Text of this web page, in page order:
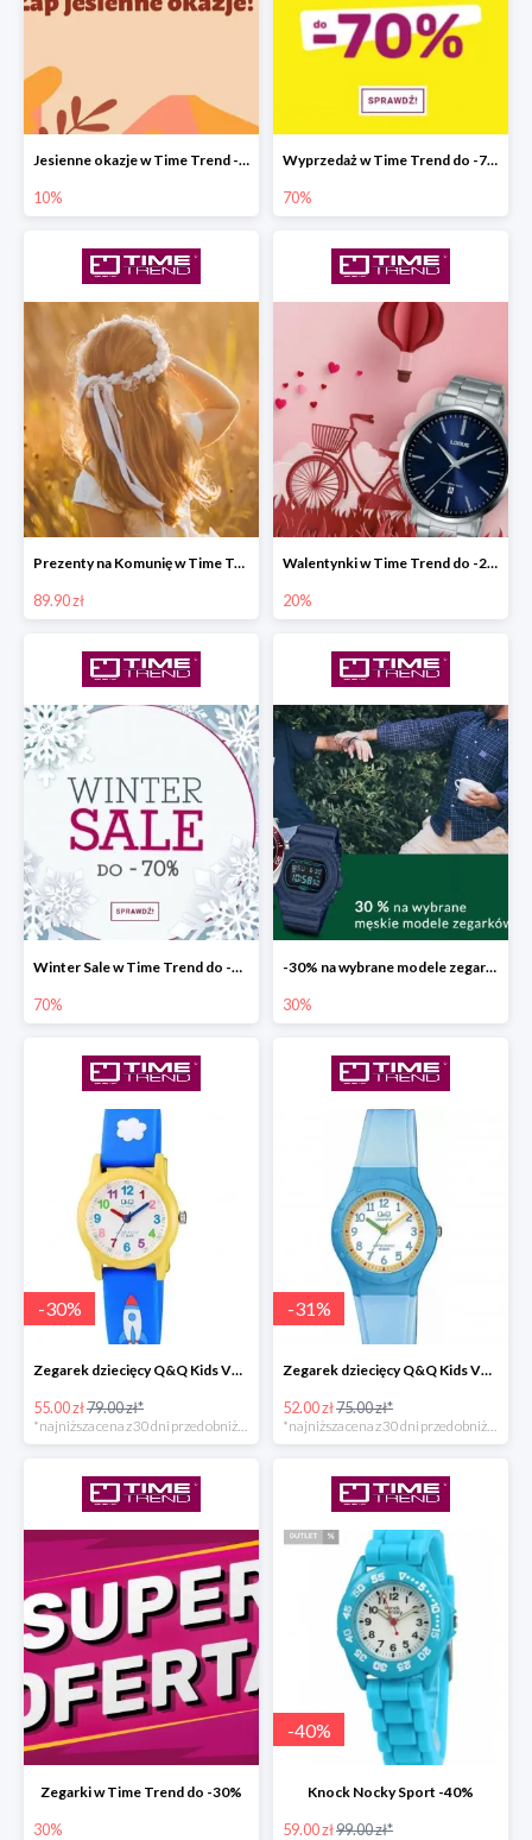
Jesienne okazje w Time Trend -10%
10%
Wyprzedaż w Time Trend do -70%
70%
Prezenty na Komunię w Time Trend od 89,90 zł
89.90 zł
Walentynki w Time Trend do -20%
20%
Winter Sale w Time Trend do -70%
70%
-30% na wybrane modele zegarków
30%
-30%
Zegarek dziecięcy Q&Q Kids VR99-003
55.00 zł79.00 zł*
*najniższa cena z 30 dni przed obniżką
-31%
Zegarek dziecięcy Q&Q Kids VR75-001
52.00 zł75.00 zł*
*najniższa cena z 30 dni przed obniżką
Zegarki w Time Trend do -30%
30%
-40%
Knock Nocky Sport -40%
59.00 zł99.00 zł*